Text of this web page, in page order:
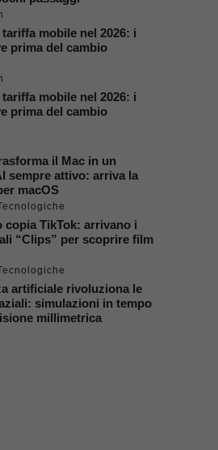
mobile nel 2026: i
prima del cambio
mobile nel 2026: i
prima del cambio
il Mac in un
sempre attivo: arriva la
macOS
copia TikTok: arrivano i
“Clips” per scoprire film
artificiale rivoluziona le
simulazioni in tempo
millimetrica